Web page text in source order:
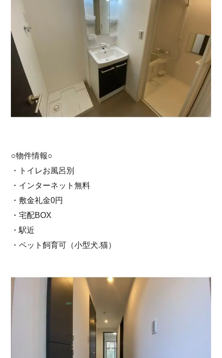
○物件情報○
・トイレお風呂別
・インターネット無料
・敷金礼金0円
・宅配BOX
・駅近
・ペット飼育可（小型犬.猫）